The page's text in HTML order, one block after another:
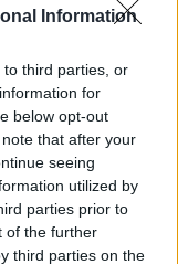
Information
third parties, or
for
below opt-out
that after your
seeing
utilized by
parties prior to
of the further
third parties on the
είναι οι
22:32
της